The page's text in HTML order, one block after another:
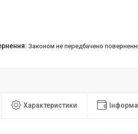
Законом не передбачено
Характеристики